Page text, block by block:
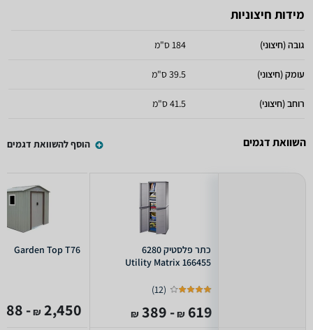
מידות חיצוניות
גובה (חיצוני) 184 ס"מ
עומק (חיצוני) 39.5 ס"מ
רוחב (חיצוני) 41.5 ס"מ
השוואת דגמים הוסף להשוואת דגמים
כתר פלסטיק 6280
166455 Utility Matrix
(
12
)
619
₪
- 389
₪
Garden Top T76
2,450
₪
- 1,088